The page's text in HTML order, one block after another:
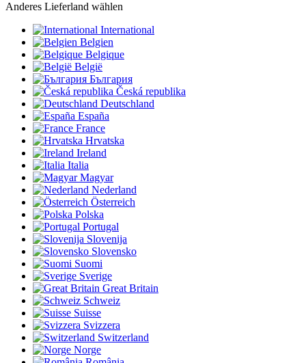
Anderes Lieferland wählen
International
Belgien
Belgique
België
България
Česká republika
Deutschland
España
France
Hrvatska
Ireland
Italia
Magyar
Nederland
Österreich
Polska
Portugal
Slovenija
Slovensko
Suomi
Sverige
Great Britain
Schweiz
Suisse
Svizzera
Switzerland
Norge